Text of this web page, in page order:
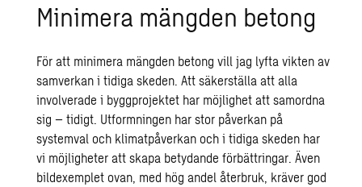
Minimera mängden betong
För att minimera mängden betong vill jag lyfta vikten av
samverkan i tidiga skeden. Att säkerställa att alla
involverade i byggprojektet har möjlighet att samordna
sig – tidigt. Utformningen har stor påverkan på
systemval och klimatpåverkan och i tidiga skeden har
vi möjligheter att skapa betydande förbättringar. Även
bildexemplet ovan, med hög andel återbruk, kräver god